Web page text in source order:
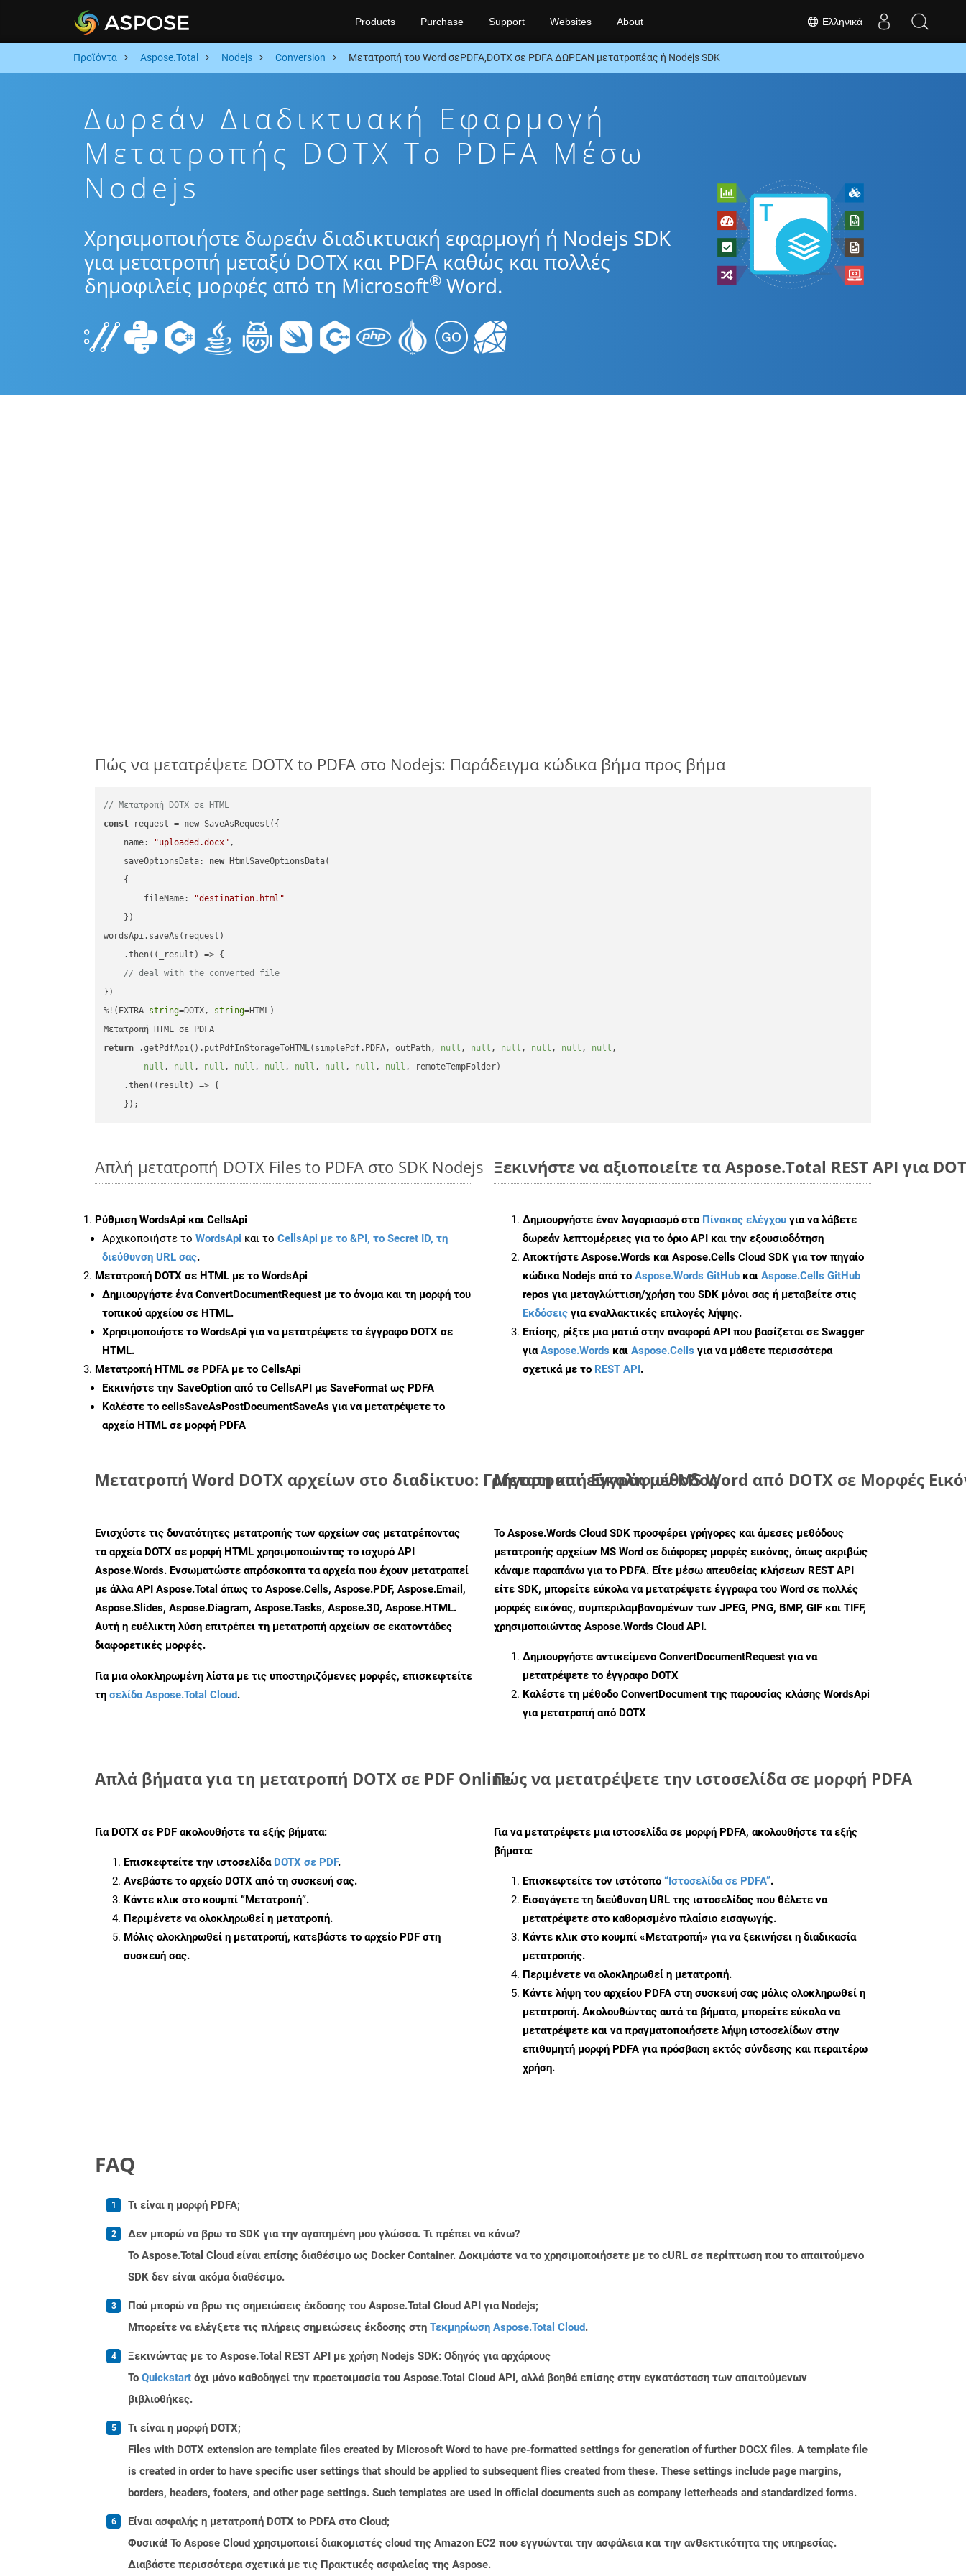
Ελληνικά
Products Purchase Support Websites About
Προϊόντα Aspose.Total Nodejs Conversion Μετατροπή του Word σεPDFA,DOTX σε PDFA ΔΩΡΕΑΝ μετατροπέας ή Nodejs SDK
Δωρεάν Διαδικτυακή Εφαρμογή
Μετατροπής DOTX To PDFA Μέσω
Nodejs
Χρησιμοποιήστε δωρεάν διαδικτυακή εφαρμογή ή Nodejs SDK
για μετατροπή μεταξύ DOTX και PDFA καθώς και πολλές
δημοφιλείς μορφές από τη Microsoft® Word.
Πώς να μετατρέψετε DOTX to PDFA στο Nodejs: Παράδειγμα κώδικα βήμα προς βήμα
// Μετατροπή DOTX σε HTML
const request = new SaveAsRequest({
name: "uploaded.docx" ,
saveOptionsData: new HtmlSaveOptionsData(
    {
fileName:
"destination.html"
    })
wordsApi.saveAs(request)
    .then(
( _result ) => {
// deal with the converted file
})
%!(EXTRA string=DOTX, string=HTML)
return .getPdfApi().putPdfInStorageToHTML(simplePdf.PDFA, outPath, null , null , null , null , null , null ,
null , null , null , null , null , null , null , null , null , remoteTempFolder)
    .then(
( result ) => {
Απλή μετατροπή DOTX Files to PDFA στο SDK Nodejs
Ρύθμιση WordsApi και CellsApi
Αρχικοποιήστε το WordsApi και το CellsApi με το &PI, το Secret ID, τη
διεύθυνση URL σας.
Μετατροπή DOTX σε HTML με το WordsApi
Δημιουργήστε έναConvertDocumentRequest με το όνομα και τη μορφή του
τοπικού αρχείου σε HTML.
Χρησιμοποιήστε το WordsApi για να μετατρέψετε το έγγραφο DOTX σε
HTML.
Μετατροπή HTML σε PDFA με το CellsApi
Εκκινήστε την SaveOption από το CellsAPI με SaveFormat ως PDFA
Καλέστε το cellsSaveAsPostDocumentSaveAs για να μετατρέψετε το
αρχείο HTML σε μορφή PDFA
Ξεκινήστε να αξιοποιείτε τα Aspose.Total REST API για
Δημιουργήστε έναν λογαριασμό στο Πίνακας ελέγχου για να λάβετε
δωρεάν λεπτομέρειες για το όριο API και την εξουσιοδότηση
Αποκτήστε Aspose.Words και Aspose.Cells Cloud SDK για τον πηγαίο
κώδικα Nodejs από το Aspose.Words GitHub και Aspose.Cells GitHub
repos για μεταγλώττιση/χρήση του SDK μόνοι σας ή μεταβείτε στις
Εκδόσεις για εναλλακτικές επιλογές λήψης.
Επίσης, ρίξτε μια ματιά στην αναφορά API που βασίζεται σε Swagger
γιαAspose.Words και Aspose.Cells για να μάθετε περισσότερα
σχετικά με το REST API.
Μετατροπή Word DOTX αρχείων στο διαδίκτυο: Γρήγορη και εύκολη μέθοδος
Ενισχύστε τις δυνατότητες μετατροπής των αρχείων σας μετατρέποντας
τα αρχεία DOTX σε μορφή HTML χρησιμοποιώντας το ισχυρό API
Aspose.Words. Ενσωματώστε απρόσκοπτα τα αρχεία που έχουν μετατραπεί
με άλλα API Aspose.Total όπως το Aspose.Cells, Aspose.PDF, Aspose.Email,
Aspose.Slides, Aspose.Diagram, Aspose.Tasks, Aspose.3D, Aspose.HTML.
Αυτή η ευέλικτη λύση επιτρέπει τη μετατροπή αρχείων σε εκατοντάδες
διαφορετικές μορφές.
Για μια ολοκληρωμένη λίστα με τις υποστηριζόμενες μορφές, επισκεφτείτε
τη σελίδα Aspose.Total Cloud.
Μετατροπή Εγγράφων MS Word από DOTX σε Μορφές
Το Aspose.Words Cloud SDK προσφέρει γρήγορες και άμεσες μεθόδους
μετατροπής αρχείων MS Word σε διάφορες μορφές εικόνας, όπως ακριβώς
κάναμε παραπάνω για το PDFA. Είτε μέσω απευθείας κλήσεων REST API
είτε SDK, μπορείτε εύκολα να μετατρέψετε έγγραφα του Word σε πολλές
μορφές εικόνας, συμπεριλαμβανομένων των JPEG, PNG, BMP, GIF και TIFF,
χρησιμοποιώντας Aspose.Words Cloud API.
Δημιουργήστε αντικείμενο ConvertDocumentRequest για να
μετατρέψετε το έγγραφο DOTX
Καλέστε τη μέθοδο ConvertDocument της παρουσίας κλάσης WordsApi
για μετατροπή από DOTX
Απλά βήματα για τη μετατροπή DOTX σε PDF Online
Για DOTX σε PDF ακολουθήστε τα εξής βήματα:
Επισκεφτείτε την ιστοσελίδα DOTX σε PDF.
Ανεβάστε το αρχείο DOTX από τη συσκευή σας.
Κάντε κλικ στο κουμπί “Μετατροπή”.
Περιμένετε να ολοκληρωθεί η μετατροπή.
Μόλις ολοκληρωθεί η μετατροπή, κατεβάστε το αρχείο PDF στη
συσκευή σας.
Πώς να μετατρέψετε την ιστοσελίδα σε μορφή PDFA
Για να μετατρέψετε μια ιστοσελίδα σε μορφή PDFA, ακολουθήστε τα εξής
βήματα:
Επισκεφτείτε τον ιστότοπο “Ιστοσελίδα σε PDFA”.
Εισαγάγετε τη διεύθυνση URL της ιστοσελίδας που θέλετε να
μετατρέψετε στο καθορισμένο πλαίσιο εισαγωγής.
Κάντε κλικ στο κουμπί «Μετατροπή» για να ξεκινήσει η διαδικασία
μετατροπής.
Περιμένετε να ολοκληρωθεί η μετατροπή.
Κάντε λήψη του αρχείου PDFA στη συσκευή σας μόλις ολοκληρωθεί η
μετατροπή. Ακολουθώντας αυτά τα βήματα, μπορείτε εύκολα να
μετατρέψετε και να πραγματοποιήσετε λήψη ιστοσελίδων στην
επιθυμητή μορφή PDFA για πρόσβαση εκτός σύνδεσης και περαιτέρω
χρήση.
FAQ
Τι είναι η μορφή PDFA;
Δεν μπορώ να βρω το SDK για την αγαπημένη μου γλώσσα. Τι πρέπει να κάνω?
Το Aspose.Total Cloud είναι επίσης διαθέσιμο ως Docker Container. Δοκιμάστε να το χρησιμοποιήσετε με το cURL σε περίπτωση που το απαιτούμενο
SDK δεν είναι ακόμα διαθέσιμο.
Πού μπορώ να βρω τις σημειώσεις έκδοσης του Aspose.Total Cloud API για Nodejs;
Μπορείτε να ελέγξετε τις πλήρεις σημειώσεις έκδοσης στη Τεκμηρίωση Aspose.Total Cloud.
Ξεκινώντας με το Aspose.Total REST API με χρήση Nodejs SDK: Οδηγός για αρχάριους
Το Quickstart όχι μόνο καθοδηγεί την προετοιμασία του Aspose.Total Cloud API, αλλά βοηθά επίσης στην εγκατάσταση των απαιτούμενων
βιβλιοθήκες.
Τι είναι η μορφή DOTX;
Files with DOTX extension are template files created by Microsoft Word to have pre-formatted settings for generation of further DOCX files. A template file
is created in order to have specific user settings that should be applied to subsequent flies created from these. These settings include page margins,
borders, headers, footers, and other page settings. Such templates are used in official documents such as company letterheads and standardized forms.
Είναι ασφαλής η μετατροπή DOTX to PDFA στο Cloud;
Φυσικά! Το Aspose Cloud χρησιμοποιεί διακομιστές cloud της Amazon EC2 που εγγυώνται την ασφάλεια και την ανθεκτικότητα της υπηρεσίας.
Διαβάστε περισσότερα σχετικά με τις Πρακτικές ασφαλείας της Aspose.